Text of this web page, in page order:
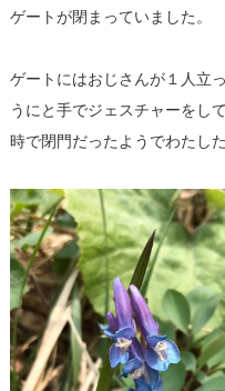
ゲートが閉まっていました。
ゲートにはおじさんが１人立
うにと手でジェスチャーをし
時で閉門だったようでわたし